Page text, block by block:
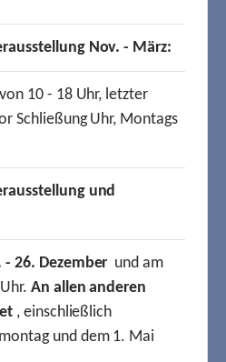
Nov. - März:
10 - 18 Uhr, letzter
Schließung Uhr, Montags
und
- 26. Dezember und am
An allen anderen
, einschließlich
und dem 1. Mai